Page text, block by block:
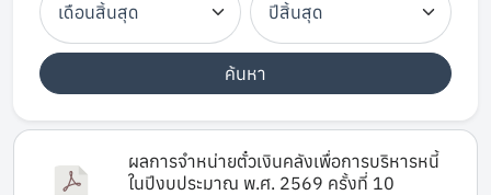
ค้นหา
ผลการจำหน่ายตั๋วเงินคลังเพื่อการบริหารหนี้
ในปีงบประมาณ พ.ศ. 2569 ครั้งที่ 10